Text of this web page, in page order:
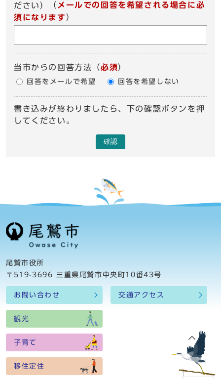
ださい）
（ メールでの回答を希望される場合に必
須になります ）
当市からの回答方法 （必須）
回答をメールで希望 回答を希望しない
書き込みが終わりましたら、下の確認ボタンを押
してください。
確認
尾鷲市役所
〒519-3696 三重県尾鷲市中央町10番43号
お問い合わせ 交通アクセス
観光
子育て
移住定住